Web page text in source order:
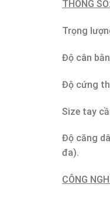
THÔNG SỐ:
Trọng
Độ cân
Độ cứng
Size tay
Độ căng
đa).
CÔNG